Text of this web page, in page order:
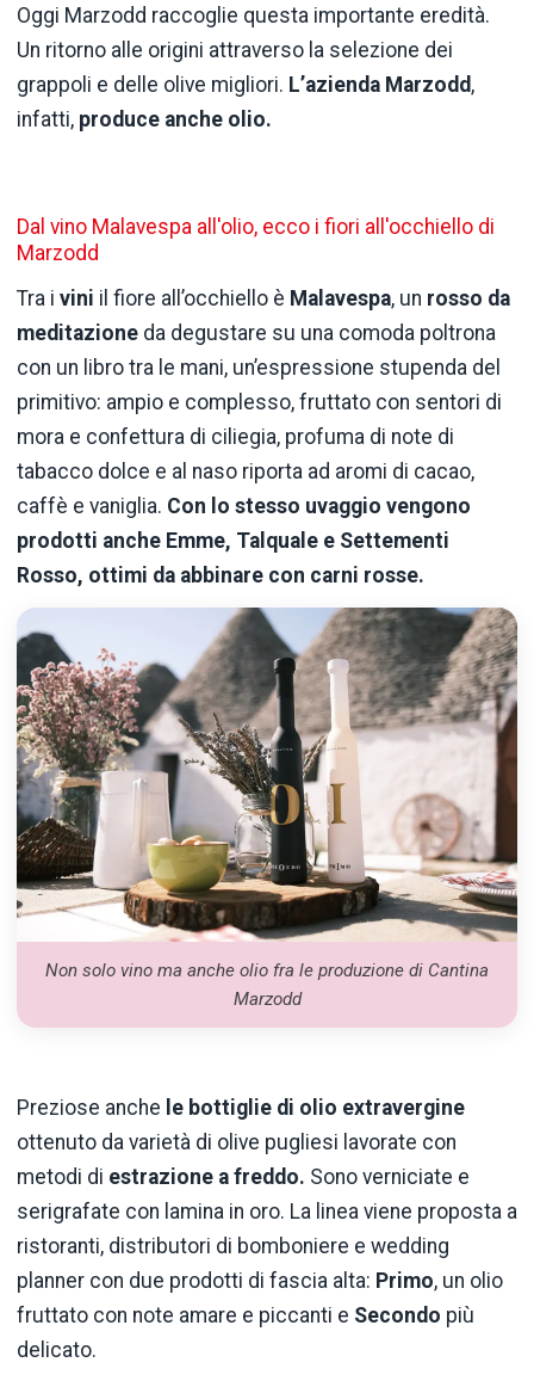
Oggi Marzodd raccoglie questa importante eredità.
Un ritorno alle origini attraverso la selezione dei
grappoli e delle olive migliori. L’azienda Marzodd ,
infatti, produce anche olio.
Dal vino Malavespa all'olio, ecco i fiori all'occhiello di
Marzodd
Tra i vini il fiore all’occhiello è Malavespa, un rosso da
meditazione da degustare su una comoda poltrona
con un libro tra le mani, un’espressione stupenda del
primitivo: ampio e complesso, fruttato con sentori di
mora e confettura di ciliegia, profuma di note di
tabacco dolce e al naso riporta ad aromi di cacao,
caffè e vaniglia. Con lo stesso uvaggio vengono
prodotti anche Emme, Talquale e Settementi
Rosso, ottimi da abbinare con carni rosse.
Non solo vino ma anche olio fra le produzione di Cantina
Marzodd
Preziose anche le bottiglie di olio extravergine
ottenuto da varietà di olive pugliesi lavorate con
metodi di estrazione a freddo. Sono verniciate e
serigrafate con lamina in oro. La linea viene proposta a
ristoranti, distributori di bomboniere e wedding
planner con due prodotti di fascia alta: Primo, un olio
fruttato con note amare e piccanti e Secondo più
delicato.